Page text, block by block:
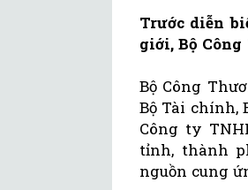
Trước diễn
giới, Bộ
Bộ Công
Bộ Tài chính,
Công ty
tỉnh, thành
nguồn cung